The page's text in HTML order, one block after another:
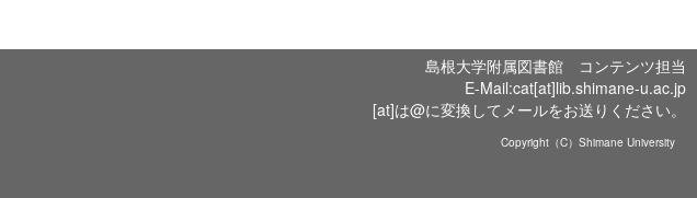
島根大学附属図書館 コンテンツ担当
E-Mail:cat[at]lib.shimane-u.ac.jp
[at]は@に変換してメールをお送りください。
Copyright（C）Shimane University